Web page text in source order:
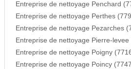
Entreprise de nettoyage Penchard
Entreprise de nettoyage Perthes
Entreprise de nettoyage Pezarches
Entreprise de nettoyage Pierre-levee
Entreprise de nettoyage Poigny
Entreprise de nettoyage Poincy